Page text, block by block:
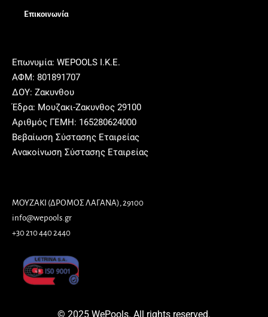
Επικοινωνία
Επωνυμία: WEPOOLS Ι.Κ.Ε.
ΑΦΜ: 801891707
ΔΟΥ: Ζακυνθου
Έδρα: Μουζακι-Ζακυνθος 29100
Αριθμός ΓΕΜΗ: 165280624000
Βεβαίωση Σύστασης Εταιρείας
Ανακοίνωση Σύστασης Εταιρείας
ΜΟΥΖΑΚΙ (ΔΡΟΜΟΣ ΛΑΓΑΝΑ), 29100
info@wepools.gr
+30 210 440 2440
© 2025 WePools. All rights reserved.